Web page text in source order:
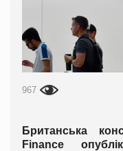
967
Британська
Finance